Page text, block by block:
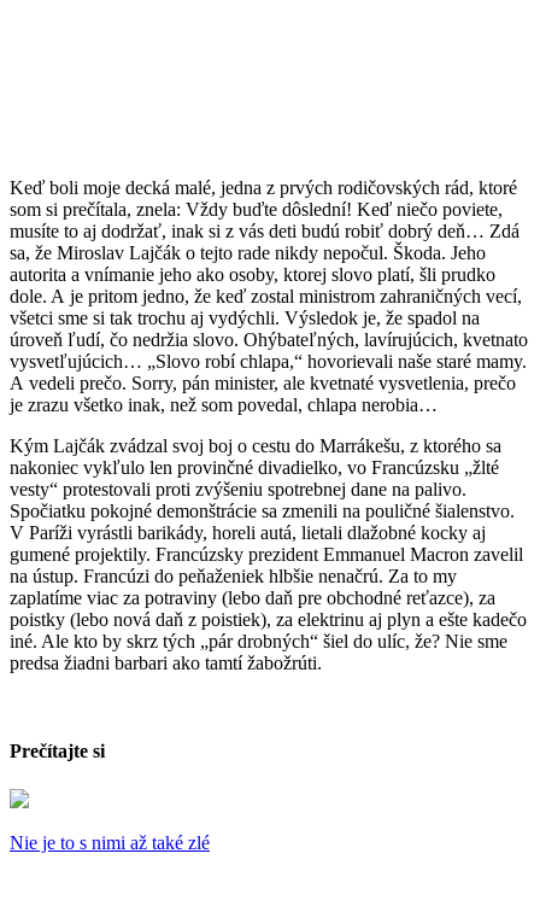
Keď boli moje decká malé, jedna z prvých rodičovských rád, ktoré
som si prečítala, znela: Vždy buďte dôslední! Keď niečo poviete,
musíte to aj dodržať, inak si z vás deti budú robiť dobrý deň… Zdá
sa, že Miroslav Lajčák o tejto rade nikdy nepočul. Škoda. Jeho
autorita a vnímanie jeho ako osoby, ktorej slovo platí, šli prudko
dole. A je pritom jedno, že keď zostal ministrom zahraničných vecí,
všetci sme si tak trochu aj vydýchli. Výsledok je, že spadol na
úroveň ľudí, čo nedržia slovo. Ohýbateľných, lavírujúcich, kvetnato
vysvetľujúcich… „Slovo robí chlapa,“ hovorievali naše staré mamy.
A vedeli prečo. Sorry, pán minister, ale kvetnaté vysvetlenia, prečo
je zrazu všetko inak, než som povedal, chlapa nerobia…
Kým Lajčák zvádzal svoj boj o cestu do Marrákešu, z ktorého sa
nakoniec vykľulo len provinčné divadielko, vo Francúzsku „žlté
vesty“ protestovali proti zvýšeniu spotrebnej dane na palivo.
Spočiatku pokojné demonštrácie sa zmenili na pouličné šialenstvo.
V Paríži vyrástli barikády, horeli autá, lietali dlažobné kocky aj
gumené projektily. Francúzsky prezident Emmanuel Macron zavelil
na ústup. Francúzi do peňaženiek hlbšie nenačrú. Za to my
zaplatíme viac za potraviny (lebo daň pre obchodné reťazce), za
poistky (lebo nová daň z poistiek), za elektrinu aj plyn a ešte kadečo
iné. Ale kto by skrz tých „pár drobných“ šiel do ulíc, že? Nie sme
predsa žiadni barbari ako tamtí žabožrúti.
Prečítajte si
Nie je to s nimi až také zlé